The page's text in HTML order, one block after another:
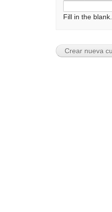
Fill in the blank.